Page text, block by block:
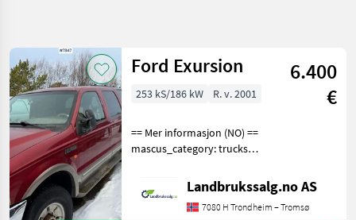
Kategória 4 Krajina Filtre
AKTUÁLNA
CESTA
osobné
automobily /
nákladné
automobily /
mopedy
Resetovať
Zobraziť 1
výsledkov
Ford Exursion
6.400
€
253 kS/186 kW R. v. 2001
== Mer informasjon (NO) ==
mascus_category: trucks
number upon request: 7847
See
en.landbrukssalg.no/7847
Landbrukssalg.no AS
7080 H Trondheim – Tromsø